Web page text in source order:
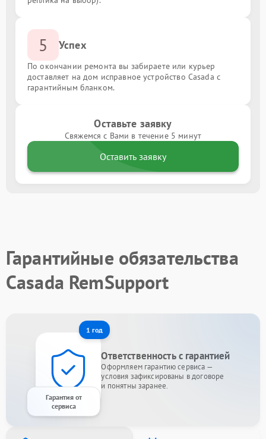
5 Успех
По окончании ремонта вы забираете или курьер
доставляет на дом исправное устройство Casada с
гарантийным бланком.
Оставьте заявку
Свяжемся с Вами в течение 5 минут
Оставить заявку
Гарантийные обязательства
Casada RemSupport
1 год
Гарантия от
сервиса
Ответственность с гарантией
Оформляем гарантию сервиса —
условия зафиксированы в договоре
и понятны заранее.